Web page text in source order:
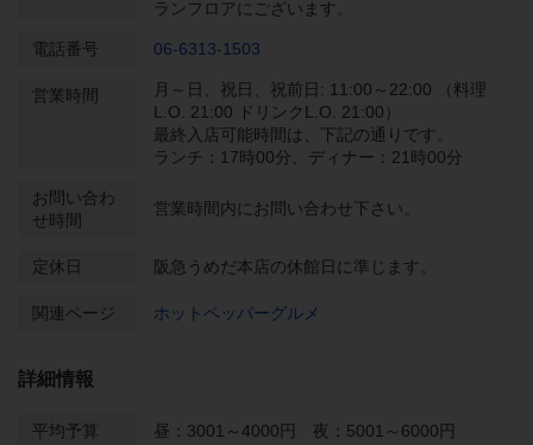
ランフロアにございます。
電話番号 06-6313-1503
営業時間
月～日、祝日、祝前日: 11:00～22:00 （料理
L.O. 21:00 ドリンクL.O. 21:00）
最終入店可能時間は、下記の通りです。
ランチ：17時00分、ディナー：21時00分
お問い合わ
せ時間
営業時間内にお問い合わせ下さい。
定休日 阪急うめだ本店の休館日に準じます。
関連ページ ホットペッパーグルメ
詳細情報
平均予算 昼：3001～4000円 夜：5001～6000円